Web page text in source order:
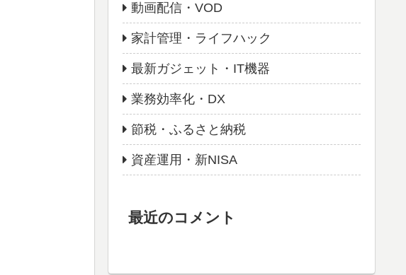
動画配信・VOD
家計管理・ライフハック
最新ガジェット・IT機器
業務効率化・DX
節税・ふるさと納税
資産運用・新NISA
最近のコメント